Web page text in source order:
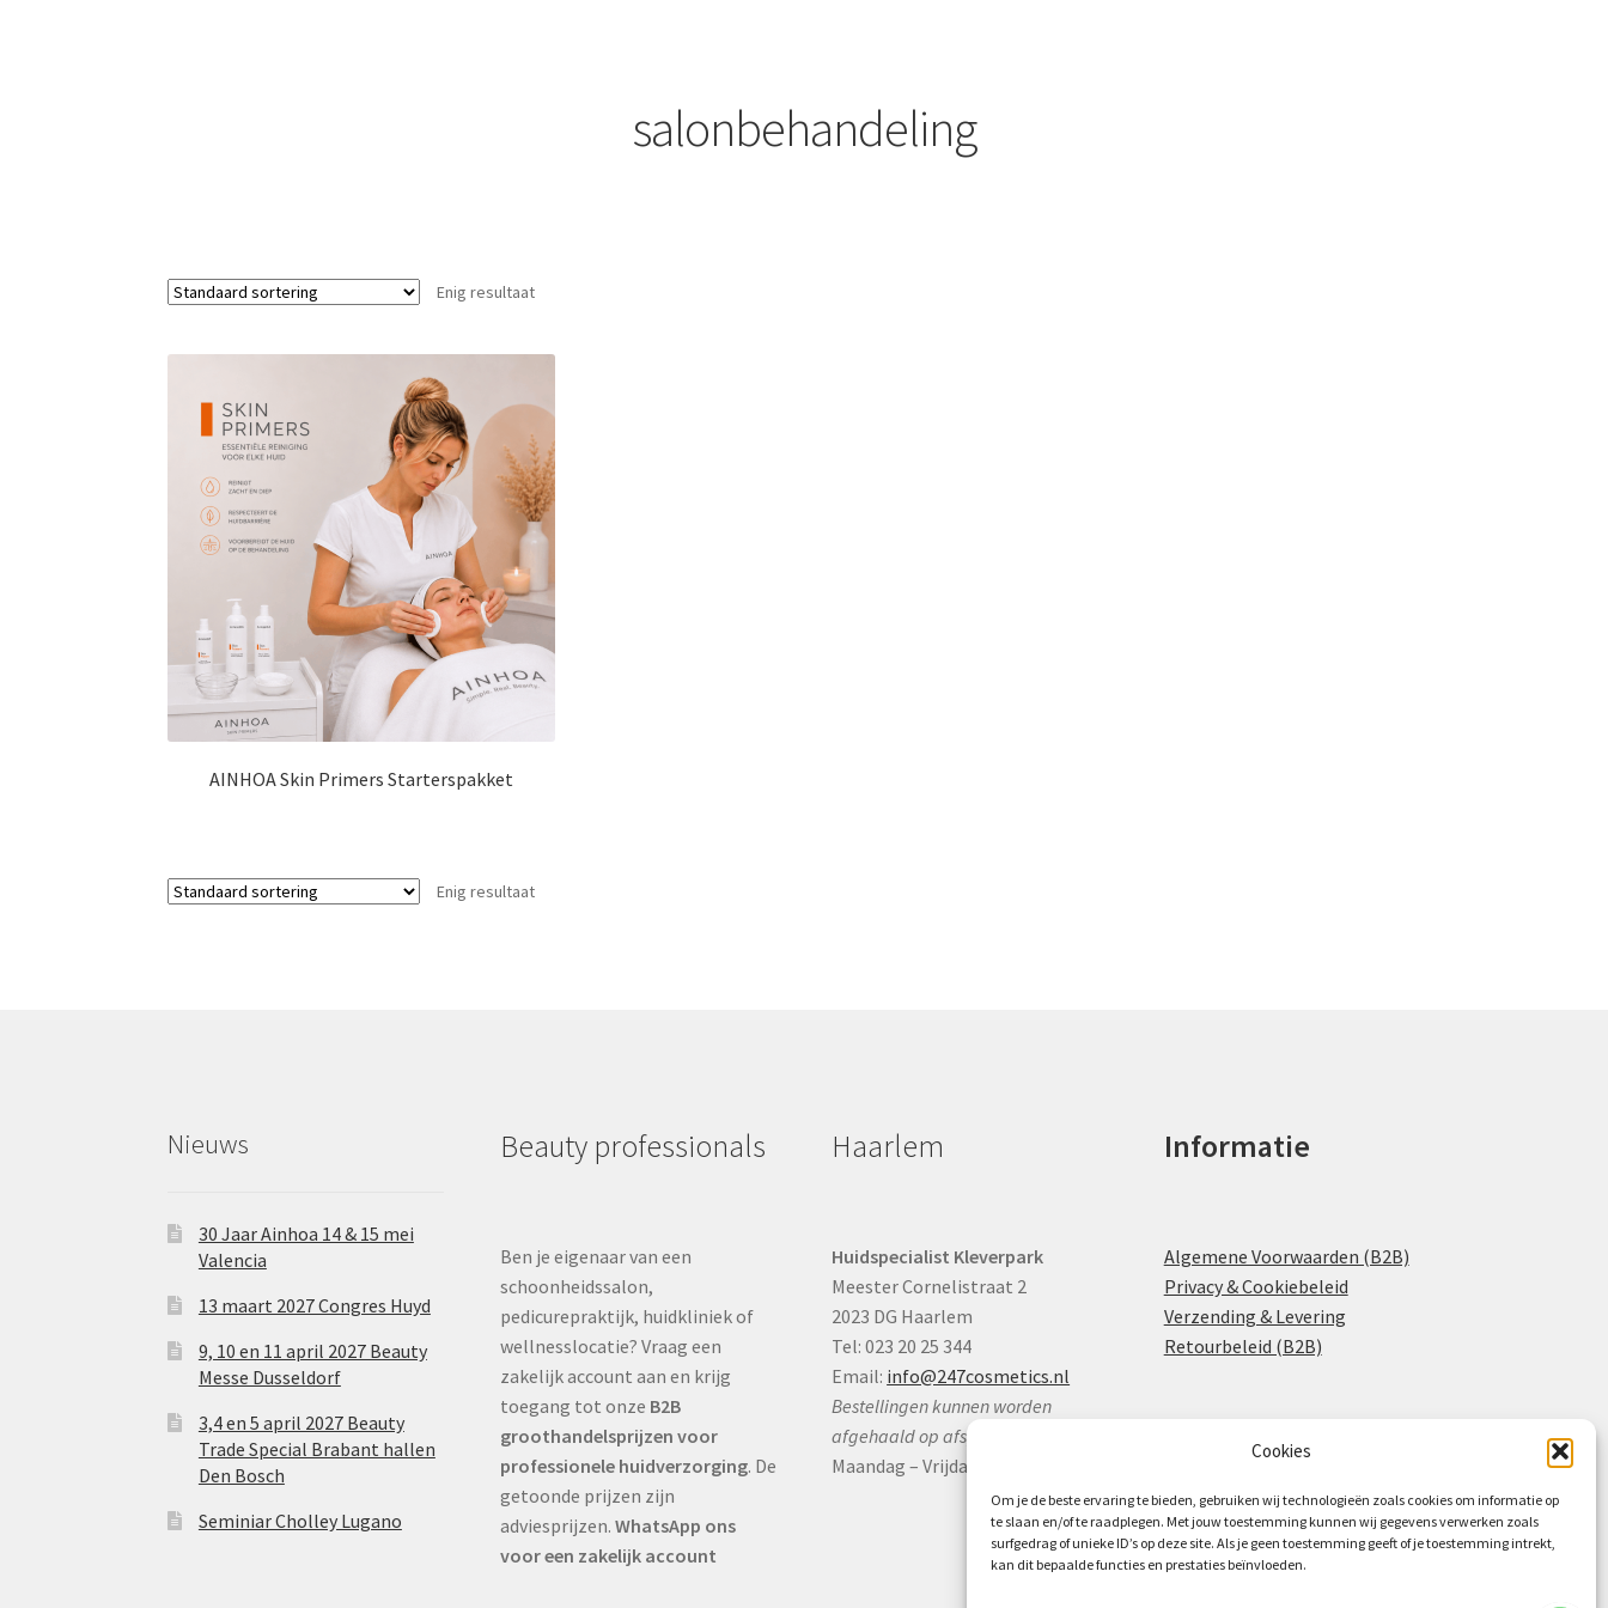
Cookies
Om je de beste ervaring te bieden, gebruiken wij technologieën zoals cookies om informatie op
te slaan en/of te raadplegen. Met jouw toestemming kunnen wij gegevens verwerken zoals
surfgedrag of unieke ID’s op deze site. Als je geen toestemming geeft of je toestemming intrekt,
kan dit bepaalde functies en prestaties beïnvloeden.
salonbehandeling
Enig resultaat
AINHOA Skin Primers Starterspakket
Enig resultaat
Nieuws
30 Jaar Ainhoa 14 & 15 mei
Valencia
13 maart 2027 Congres Huyd
9, 10 en 11 april 2027 Beauty
Messe Dusseldorf
3,4 en 5 april 2027 Beauty
Trade Special Brabant hallen
Den Bosch
Seminiar Cholley Lugano
Beauty professionals
Ben je eigenaar van een
schoonheidssalon,
pedicurepraktijk, huidkliniek of
wellnesslocatie? Vraag een
zakelijk account aan en krijg
toegang tot onze B2B
groothandelsprijzen voor
professionele huidverzorging. De
getoonde prijzen zijn
adviesprijzen. WhatsApp ons
voor een zakelijk account
Haarlem
Huidspecialist Kleverpark
Meester Cornelistraat 2
2023 DG Haarlem
Tel: 023 20 25 344
Email: info@247cosmetics.nl
Bestellingen kunnen worden
afgehaald op afspraak:
Maandag – Vrijdag:
Informatie
Algemene Voorwaarden (B2B)
Privacy & Cookiebeleid
Verzending & Levering
Retourbeleid (B2B)